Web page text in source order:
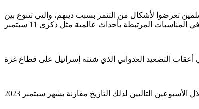
حوادث التنمر والكراهية ضد المسلمين، حيث أظهرت التقارير أن 55% من الطلاب المسلمين تعرضوا لأشكال من التنمر بسبب دينهم، والتي تتنوع بين